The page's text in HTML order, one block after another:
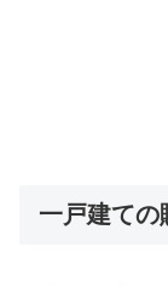
一戸建ての